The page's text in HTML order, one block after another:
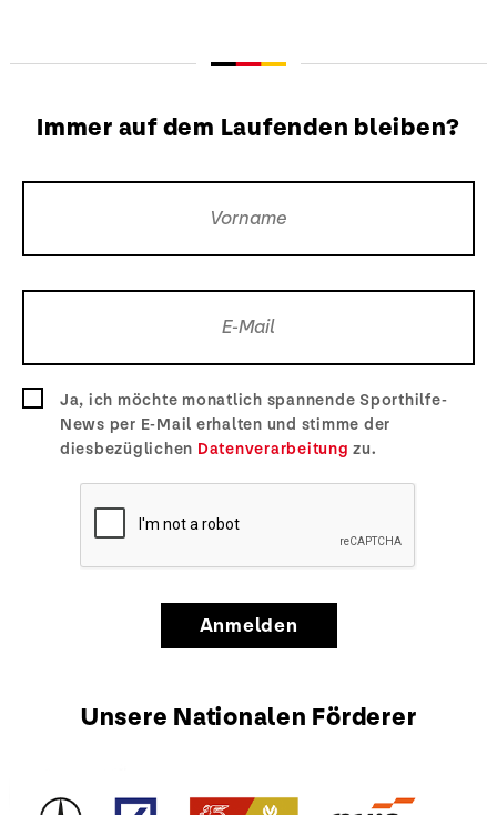
Immer auf dem Laufenden bleiben?
Ja, ich möchte monatlich spannende Sporthilfe-
News per E-Mail erhalten und stimme der
diesbezüglichen Datenverarbeitung zu.
Anmelden
Unsere Nationalen Förderer